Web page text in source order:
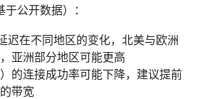
公开数据）：
迟在不同地区的变化，北美与欧洲
亚洲部分地区可能更高
的连接成功率可能下降，建议提前
带宽